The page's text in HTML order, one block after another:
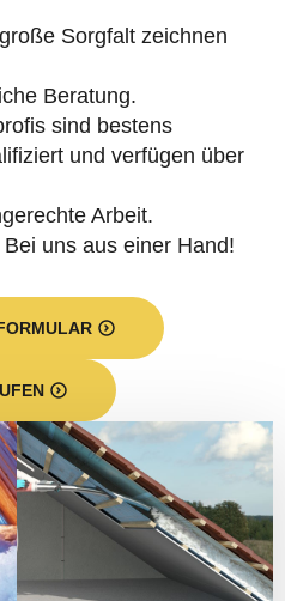
Sorgfalt zeichnen
Beratung.
sind bestens
und verfügen über
Arbeit.
Bei uns aus einer Hand!